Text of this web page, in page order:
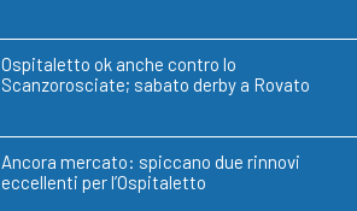
Ospitaletto ok anche contro lo
Scanzorosciate; sabato derby a Rovato
Ancora mercato: spiccano due rinnovi
eccellenti per l’Ospitaletto